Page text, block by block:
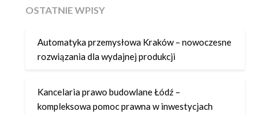
OSTATNIE WPISY
Automatyka przemysłowa Kraków – nowoczesne
rozwiązania dla wydajnej produkcji
Kancelaria prawo budowlane Łódź –
kompleksowa pomoc prawna w inwestycjach